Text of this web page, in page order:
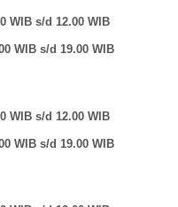
WIB s/d 12.00 WIB
WIB s/d 19.00 WIB
WIB s/d 12.00 WIB
WIB s/d 19.00 WIB